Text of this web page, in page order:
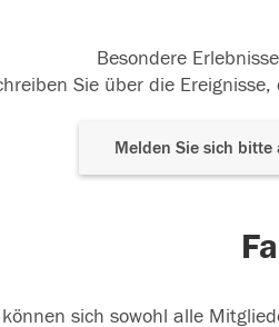
Besondere
Sie über die
Melden Sie sich
sich sowohl alle